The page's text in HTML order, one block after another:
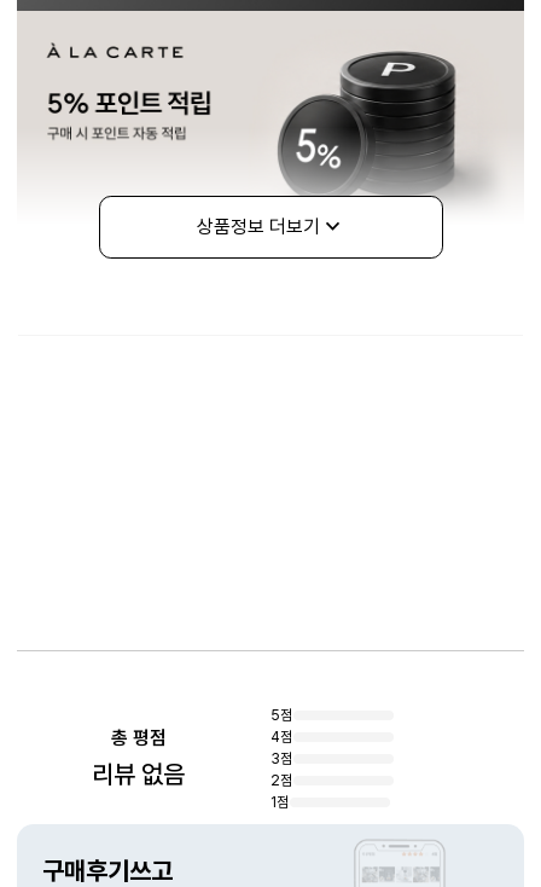
상품정보 더보기
총 평점
리뷰 없음
5점
4점
3점
2점
1점
구매후기쓰고